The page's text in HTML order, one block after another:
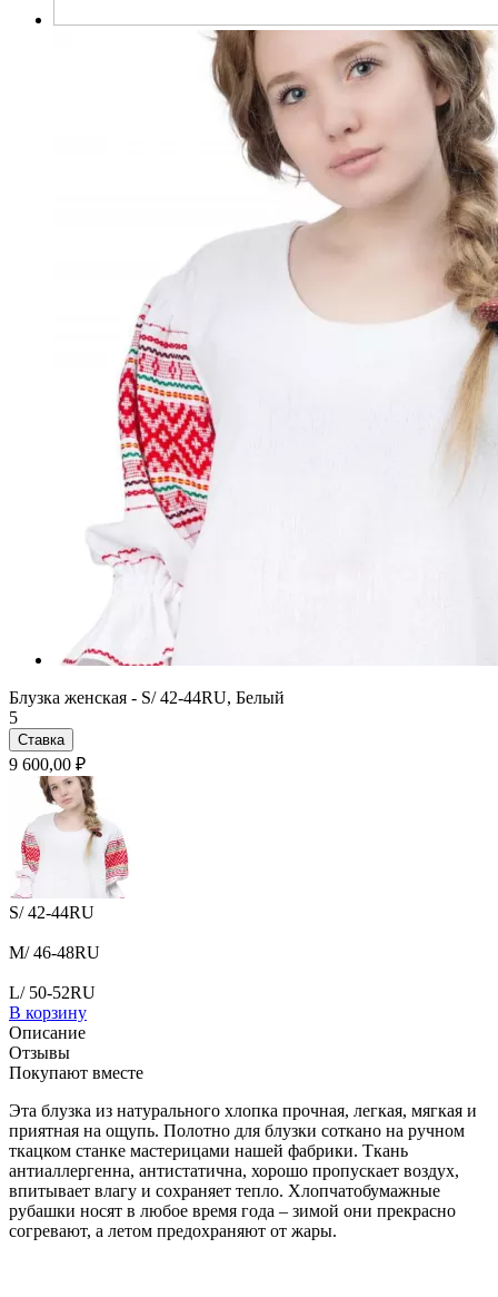
Блузка женская - S/ 42-44RU, Белый
5
Ставка
9 600,00 ₽
S/ 42-44RU
M/ 46-48RU
L/ 50-52RU
В корзину
Описание
Отзывы
Покупают вместе
Эта блузка из натурального хлопка прочная, легкая, мягкая и
приятная на ощупь. Полотно для блузки соткано на ручном
ткацком станке мастерицами нашей фабрики. Ткань
антиаллергенна, антистатична, хорошо пропускает воздух,
впитывает влагу и сохраняет тепло. Хлопчатобумажные
рубашки носят в любое время года – зимой они прекрасно
согревают, а летом предохраняют от жары.